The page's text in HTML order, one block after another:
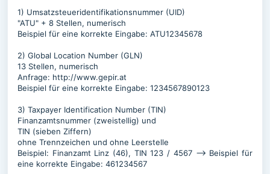
1) Umsatzsteueridentifikationsnummer (UID)
"ATU" + 8 Stellen, numerisch
Beispiel für eine korrekte Eingabe: ATU12345678
2) Global Location Number (GLN)
13 Stellen, numerisch
Anfrage: http://www.gepir.at
Beispiel für eine korrekte Eingabe: 1234567890123
3) Taxpayer Identification Number (TIN)
Finanzamtsnummer (zweistellig) und
TIN (sieben Ziffern)
ohne Trennzeichen und ohne Leerstelle
Beispiel: Finanzamt Linz (46), TIN 123 / 4567 --> Beispiel für
eine korrekte Eingabe: 461234567